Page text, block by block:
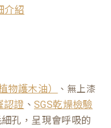
介紹
物護木油）
、無上漆
認證 、SGS乾燥檢驗
孔，呈現會呼吸的